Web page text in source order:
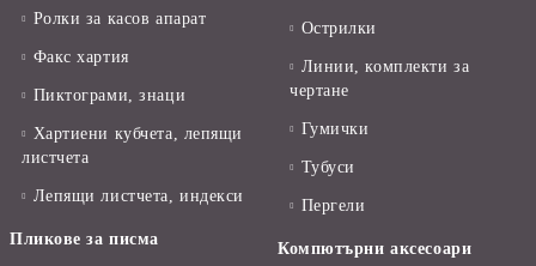
Ролки за касов апарат
Факс хартия
Пиктограми, знаци
Хартиени кубчета, лепящи
листчета
Лепящи листчета, индекси
Пликове за писма
Острилки
Линии, комплекти за
чертане
Гумички
Тубуси
Пергели
Компютърни аксесоари